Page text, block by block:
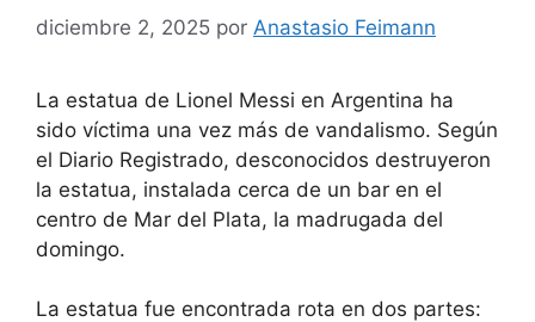
diciembre 2, 2025 por Anastasio Feimann
La estatua de Lionel Messi en Argentina ha
sido víctima una vez más de vandalismo. Según
el Diario Registrado, desconocidos destruyeron
la estatua, instalada cerca de un bar en el
centro de Mar del Plata, la madrugada del
domingo.
La estatua fue encontrada rota en dos partes: